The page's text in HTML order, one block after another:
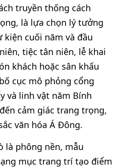
truyền thống cách
là lựa chọn lý tưởng
kiện cuối năm và đầu
tiệc tân niên, lễ khai
khách hoặc sân khấu
cục mô phỏng cổng
và linh vật năm Bính
cảm giác trang trọng,
văn hóa Á Đông.
là phông nền, mẫu
mục trang trí tạo điểm